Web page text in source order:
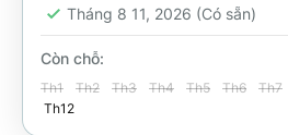
Tháng 8 11, 2026 (Có sẵn)
Còn chỗ:
Th1 Th2 Th3 Th4 Th5 Th6 Th7
Th12